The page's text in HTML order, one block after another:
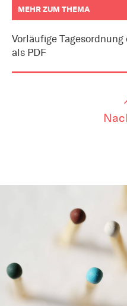
MEHR ZUM THEMA
zum
Artikel
Vorläufige
als PDF